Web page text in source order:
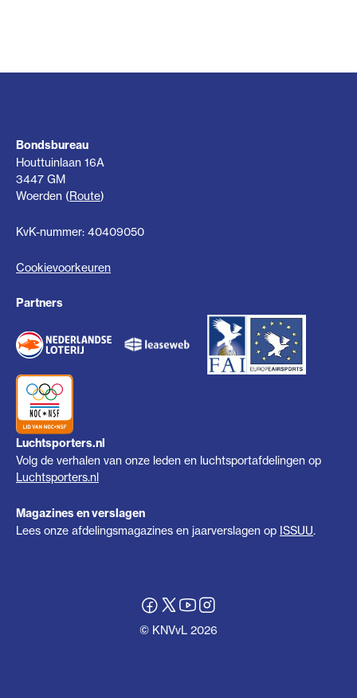
Bondsbureau
Houttuinlaan 16A
3447 GM
Woerden (Route)
KvK-nummer: 40409050
Cookievoorkeuren
Partners
Luchtsporters.nl
Volg de verhalen van onze leden en luchtsportafdelingen op
Luchtsporters.nl
Magazines en verslagen
Lees onze afdelingsmagazines en jaarverslagen op ISSUU.
© KNVvL 2026